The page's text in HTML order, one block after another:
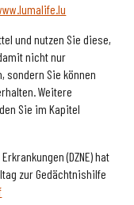
und nutzen Sie diese,
nicht nur
sondern Sie können
Weitere
Sie im Kapitel
(DZNE) hat
zur Gedächtnishilfe